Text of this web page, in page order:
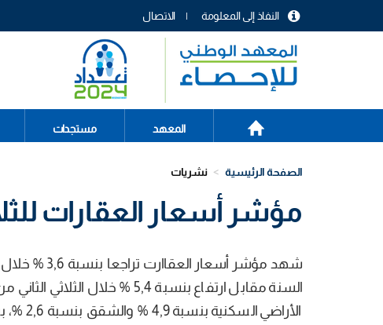
menu
header
الاتصال النفاذ إلى المعلومة
Main
navigation
الرئيسية
المعهد مستجدات
الصفحة الرئيسية نشريات
مؤشر أسعار العقارات